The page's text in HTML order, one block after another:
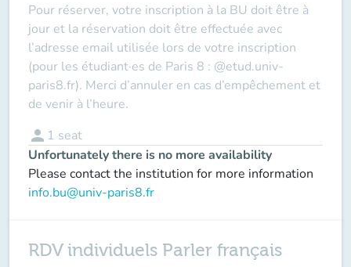
Pour réserver, votre inscription à la BU doit être à
jour et la réservation doit être effectuée avec
l’adresse email utilisée lors de votre inscription
(pour les étudiant·es de Paris 8 : @etud.univ-
paris8.fr). Merci d’annuler en cas d’empêchement et
de venir à l’heure.
person 1 seat
Unfortunately there is no more availability
Please contact the institution for more information
info.bu@univ-paris8.fr
RDV individuels Parler français